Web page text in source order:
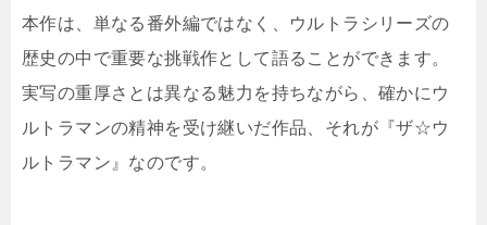
本作は、単なる番外編ではなく、ウルトラシリーズの
歴史の中で重要な挑戦作として語ることができます。
実写の重厚さとは異なる魅力を持ちながら、確かにウ
ルトラマンの精神を受け継いだ作品、それが『ザ☆ウ
ルトラマン』なのです。